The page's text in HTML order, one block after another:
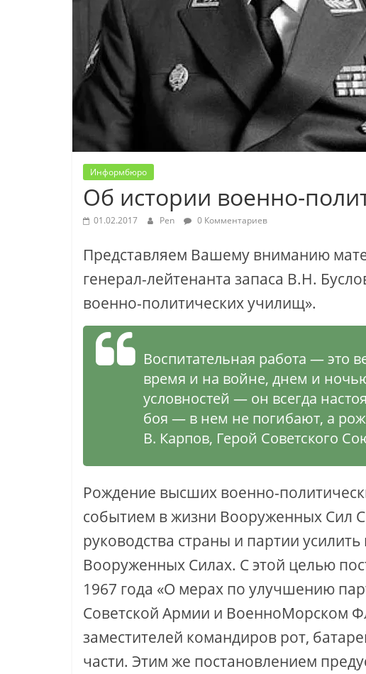
Информбюро
Об истории военно-
01.02.2017 Pen 0 Комментариев
Представляем Вашему вниманию
генерал-лейтенанта запаса В.Н.
военно-политических училищ».
Воспитательная работа — это
время и на войне, днем и
условностей — он всегда
боя — в нем не погибают, а
В. Карпов, Герой Советского
Рождение высших военно-
событием в жизни Вооруженных Сил
руководства страны и партии
Вооруженных Силах. С этой целью
1967 года «О мерах по улучшению
Советской Армии и Военно­Морском
заместителей командиров рот,
части. Этим же постановлением